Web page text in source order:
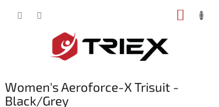
Women's Aeroforce-X Trisuit -
Black/Grey